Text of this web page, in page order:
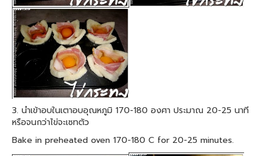
3. นำเข้าอบในเตาอบอุณหภูมิ 170-180 องศา ประมาณ 20-25 นาที
หรือจนกว่าไข่จะเซทตัว
Bake in preheated oven 170-180 C for 20-25 minutes.